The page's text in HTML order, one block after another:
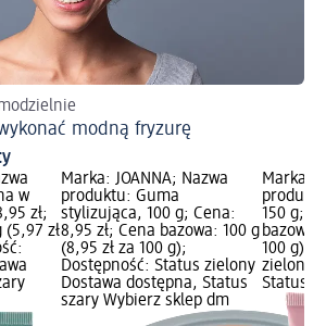
modną fryzurę
w
zł;
(5,97 zł
Marka: JOANNA; Nazwa
produktu: Guma
stylizująca, 100 g; Cena:
8,95 zł; Cena bazowa: 100 g
(8,95 zł za 100 g);
Dostępność: Status zielony
Dostawa dostępna, Status
szary Wybierz sklep dm
Marka:
150 g;
bazowa:
100 g);
zielony
Status